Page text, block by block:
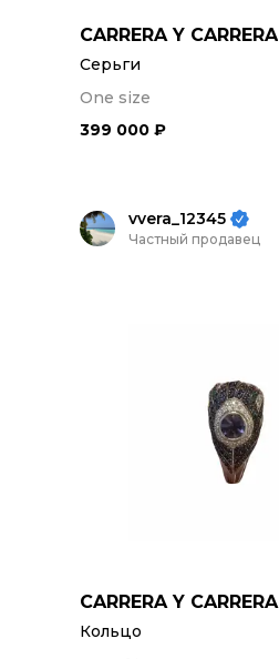
CARRERA Y CARRERA
Серьги
One size
399 000 ₽
vvera_12345
Частный продавец
CARRERA Y CARRERA
Кольцо